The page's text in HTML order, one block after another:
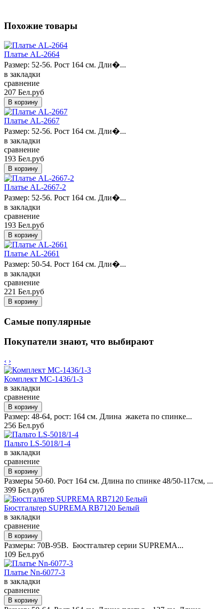
Похожие товары
Платье AL-2664
Размер: 52-56. Рост 164 см. Дли�...
в закладки
сравнение
207 Бел.руб
Платье AL-2667
Размер: 52-56. Рост 164 см. Дли�...
в закладки
сравнение
193 Бел.руб
Платье AL-2667-2
Размер: 52-56. Рост 164 см. Дли�...
в закладки
сравнение
193 Бел.руб
Платье AL-2661
Размер: 50-54. Рост 164 см. Дли�...
в закладки
сравнение
221 Бел.руб
Самые популярные
Покупатели знают, что выбирают
‹ ›
Комплект MC-1436/1-3
в закладки
сравнение
Размер: 48-64, рост: 164 см. Длина жакета по спинке...
256 Бел.руб
Пальто LS-5018/1-4
в закладки
сравнение
Размеры 50-60. Рост 164 см. Длина по спинке 48/50-117см, ...
399 Бел.руб
Бюстгальтер SUPREMA RB7120 Белый
в закладки
сравнение
Размеры: 70B-95B. Бюстгальтер серии SUPREMA...
109 Бел.руб
Платье Nn-6077-3
в закладки
сравнение